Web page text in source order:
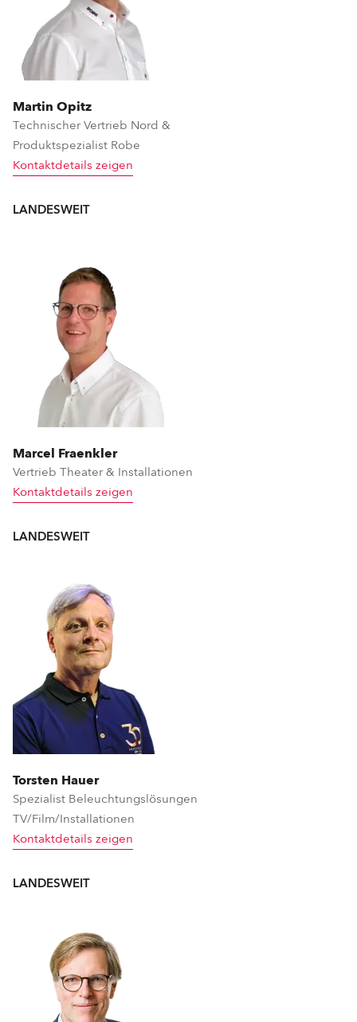
Martin Opitz
Technischer Vertrieb Nord &
Produktspezialist Robe
Kontaktdetails zeigen
LANDESWEIT
Marcel Fraenkler
Vertrieb Theater & Installationen
Kontaktdetails zeigen
LANDESWEIT
Torsten Hauer
Spezialist Beleuchtungslösungen
TV/Film/Installationen
Kontaktdetails zeigen
LANDESWEIT